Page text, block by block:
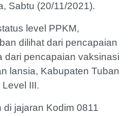
Sabtu (20/11/2021).
level PPKM,
dilihat dari pencapaian
dari pencapaian vaksinasi
lansia, Kabupaten Tuban
III.
jajaran Kodim 0811